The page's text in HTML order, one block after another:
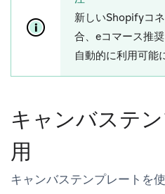
新しいShopifyコ
合、eコマース推
自動的に利用可能
キャンバステ
用
キャンバステンプレートを